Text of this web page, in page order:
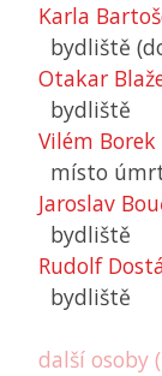
Karla
bydliště
Otakar
bydliště
Vilém Borek
místo
Jaroslav
bydliště
Rudolf
bydliště
další osoby